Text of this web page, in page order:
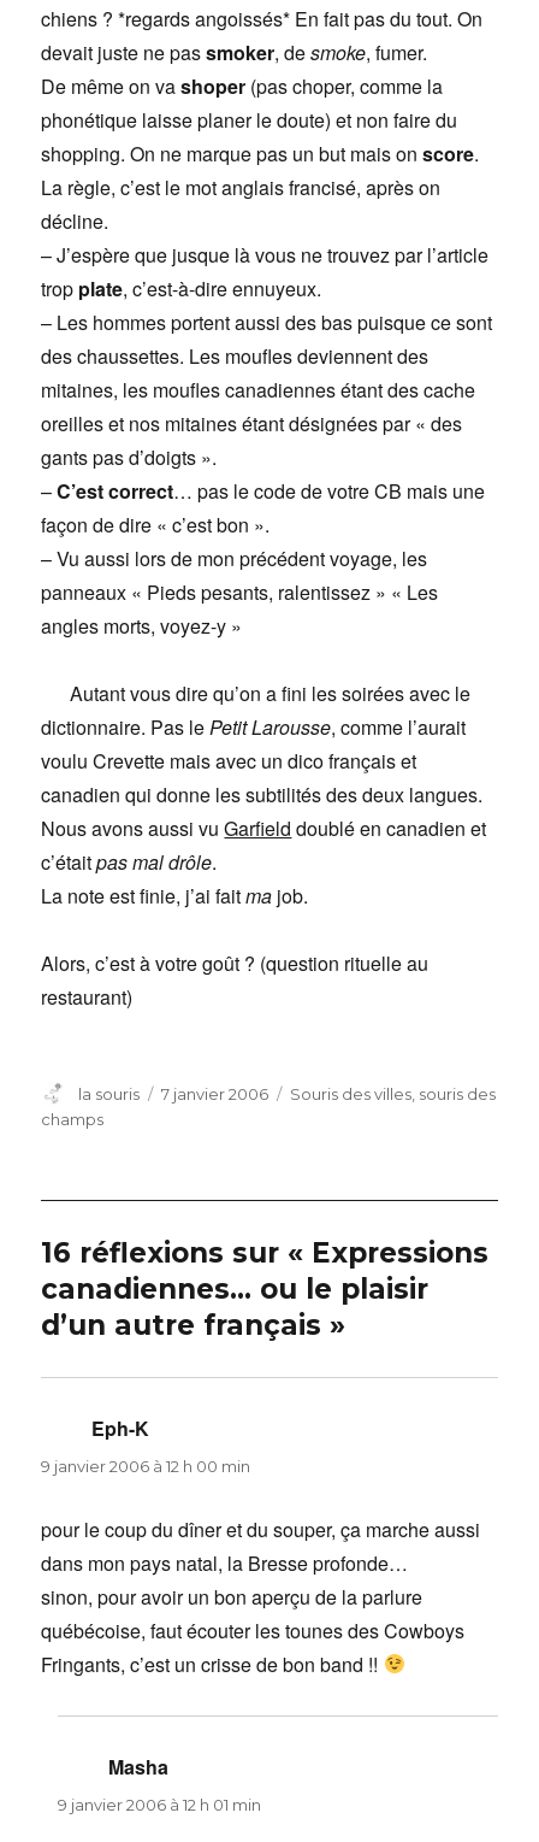
chiens ? *regards angoissés* En fait pas du tout. On
devait juste ne passmoker, desmoke, fumer.
De même on vashoper (pas choper, comme la
phonétique laisse planer le doute) et non faire du
shopping. On ne marque pas un but mais onscore.
La règle, c’est le mot anglais francisé, après on
décline.
– J’espère que jusque là vous ne trouvez par l’article
trop plate, c’est-à-dire ennuyeux.
– Les hommes portent aussi des bas puisque ce sont
des chaussettes. Les moufles deviennent des
mitaines, les moufles canadiennes étant des cache
oreilles et nos mitaines étant désignées par « des
gants pas d’doigts ».
–C’est correct… pas le code de votre CB mais une
façon de dire « c’est bon ».
– Vu aussi lors de mon précédent voyage, les
panneaux « Pieds pesants, ralentissez » « Les
angles morts, voyez-y »
Autant vous dire qu’on a fini les soirées avec le
dictionnaire. Pas lePetit Larousse, comme l’aurait
voulu Crevette mais avec un dico français et
canadien qui donne les subtilités des deux langues.
Nous avons aussi vuGarfield doublé en canadien et
c’étaitpas mal drôle.
La note est finie, j’ai faitma job.
Alors, c’est à votre goût ? (question rituelle au
restaurant)
Auteur
la souris
Publié
7 janvier 2006 Catégories
Souris des villes, souris des
champs
16 réflexions sur « Expressions
canadiennes… ou le plaisir
d’un autre français »
Eph-K
9 janvier 2006 à 12 h 00 min
pour le coup du dîner et du souper, ça marche aussi
dans mon pays natal, la Bresse profonde…
sinon, pour avoir un bon aperçu de la parlure
québécoise, faut écouter les tounes des Cowboys
Fringants, c’est un crisse de bon band !!
Masha
9 janvier 2006 à 12 h 01 min